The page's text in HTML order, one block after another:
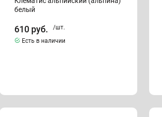
белый
610 руб.
/шт.
Есть в наличии